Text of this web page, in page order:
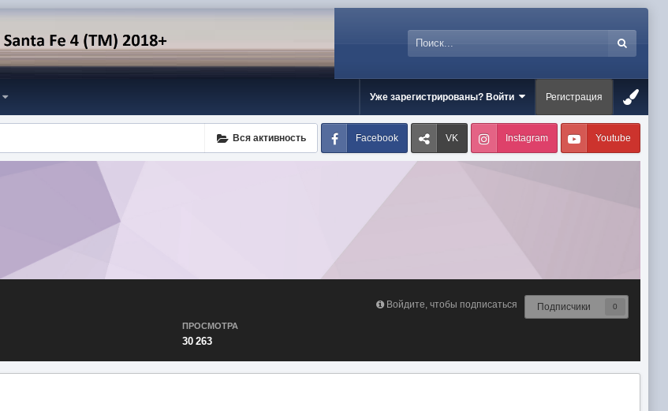
Уже зарегистрированы? Войти Регистрация
Вся активность Facebook VK Instagram Youtube
Войдите, чтобы подписаться Подписчики 0
ПРОСМОТРА
30 263